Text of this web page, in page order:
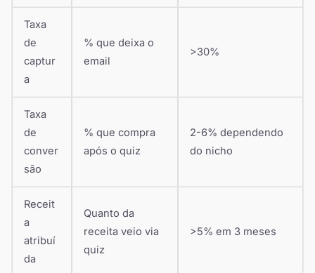
Taxa
de
captur
a
% que deixa o
email
>30%
Taxa
de
conver
são
% que compra
após o quiz
2-6% dependendo
do nicho
Receit
a
atribuí
da
Quanto da
receita veio via
quiz
>5% em 3 meses